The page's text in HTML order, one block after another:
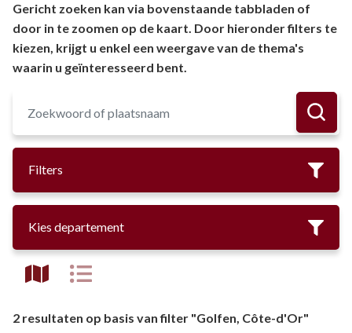
Gericht zoeken kan via bovenstaande tabbladen of
door in te zoomen op de kaart. Door hieronder filters te
kiezen, krijgt u enkel een weergave van de thema's
waarin u geïnteresseerd bent.
Filters
Kies departement
2 resultaten op basis van filter "Golfen, Côte-d'Or"